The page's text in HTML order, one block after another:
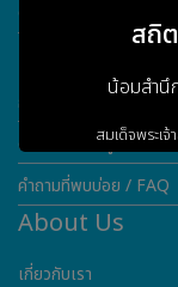
Online learning
Customer
การรับประกันสินค้า
ดาวน์โหลดข้อมูล
คำถามที่พบบ่อย / FAQ
About Us
เกี่ยวกับเรา
สถิ
น้อมสำนึ
สมเด็จพระเ
กรมห